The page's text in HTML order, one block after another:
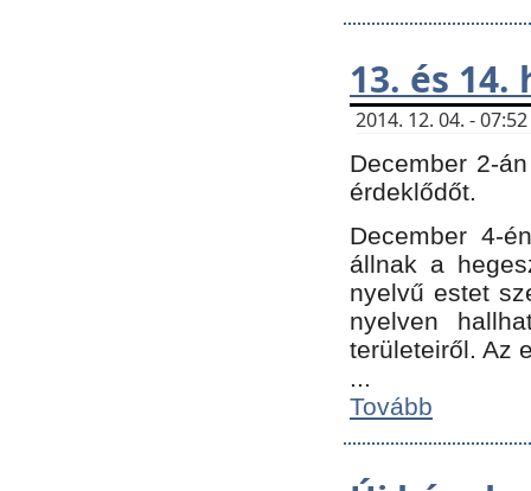
13. és
2014. 12. 04. -
December 2-
érdeklődőt.
December 4-
állnak a
nyelvű estet
nyelven
területeiről. Az
...
Tovább